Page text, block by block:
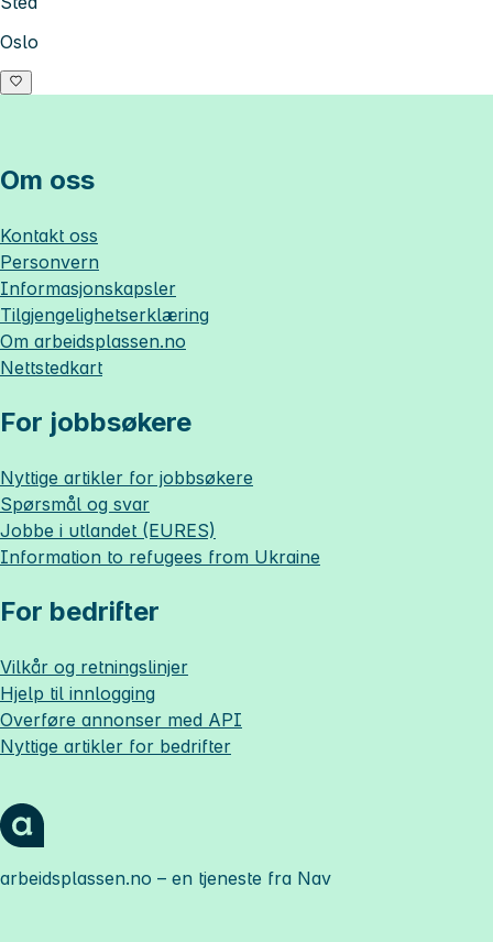
Oslo
Om oss
Kontakt oss
Personvern
Informasjonskapsler
Tilgjengelighetserklæring
Om arbeidsplassen.no
Nettstedkart
For jobbsøkere
Nyttige artikler for jobbsøkere
Spørsmål og svar
Jobbe i utlandet (EURES)
Information to refugees from Ukraine
For bedrifter
Vilkår og retningslinjer
Hjelp til innlogging
Overføre annonser med API
Nyttige artikler for bedrifter
arbeidsplassen.no – en tjeneste fra Nav